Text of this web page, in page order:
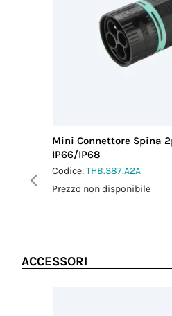
Filettatura/Coppia
di fissaggio
1.5 Nm
Mini Connettore Spina
IP66/IP68
Codice:THB.387.A2A
Prezzo non disponibile
ACCESSORI